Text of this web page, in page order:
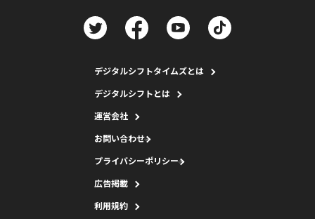
デジタルシフトタイムズとは
デジタルシフトとは
運営会社
お問い合わせ
プライバシーポリシー
広告掲載
利用規約